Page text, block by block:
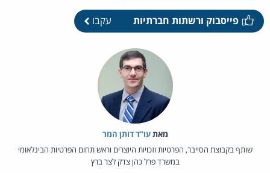
פייסבוק ורשתות חברתיות עקבו
מאת‏עו"ד דותן המר
שותף בקבוצת הסייבר, הפרטיות וזכויות היוצרים וראש תחום הפרטיות הבינלאומי
במשרד פרל כהן צדק לצר ברץ